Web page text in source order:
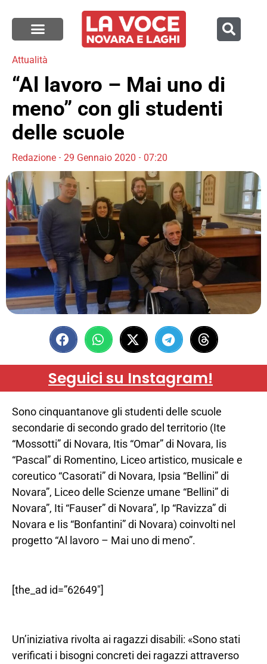
Attualità
“Al lavoro – Mai uno di
meno” con gli studenti
delle scuole
Redazione 29 Gennaio 2020 07:20
Seguici su Instagram!
Sono cinquantanove gli studenti delle scuole
secondarie di secondo grado del territorio (Ite
“Mossotti” di Novara, Itis “Omar” di Novara, Iis
“Pascal” di Romentino, Liceo artistico, musicale e
coreutico “Casorati” di Novara, Ipsia “Bellini” di
Novara”, Liceo delle Scienze umane “Bellini” di
Novara”, Iti “Fauser” di Novara”, Ip “Ravizza” di
Novara e Iis “Bonfantini” di Novara) coinvolti nel
progetto “Al lavoro – Mai uno di meno”.
[the_ad id=”62649″]
Un’iniziativa rivolta ai ragazzi disabili: «Sono stati
verificati i bisogni concreti dei ragazzi attraverso